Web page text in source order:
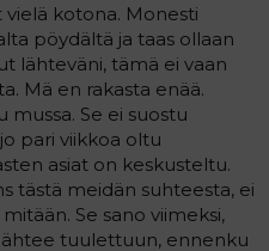
kotona. Monesti
pöydältä ja taas ollaan
lähteväni, tämä ei vaan
Mä en rakasta enää.
mussa. Se ei suostu
pari viikkoa oltu
asiat on keskusteltu.
tästä meidän suhteesta, ei
Se sano viimeksi,
tuulettuun, ennenku